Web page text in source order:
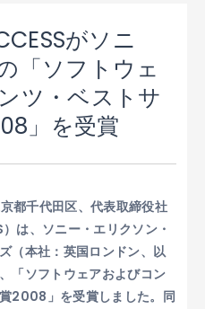
がソニ
「ソフトウェ
ツ・ベストサ
」を受賞
都千代田区、代表取締役社
は、ソニー・エリクソン・
（本社：英国ロンドン、以
「ソフトウェアおよびコン
2008」を受賞しました。同